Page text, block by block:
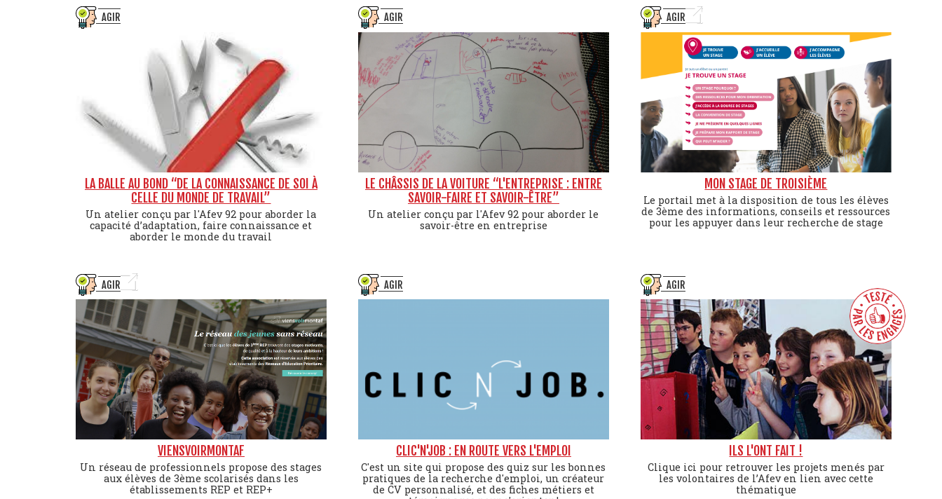
AGIR
LA BALLE AU BOND “DE LA CONNAISSANCE DE SOI À
CELLE DU MONDE DE TRAVAIL”
Un atelier conçu par l'Afev 92 pour aborder la
capacité d’adaptation, faire connaissance et
aborder le monde du travail
AGIR
LE CHÂSSIS DE LA VOITURE “L'ENTREPRISE : ENTRE
SAVOIR-FAIRE ET SAVOIR-ÊTRE”
Un atelier conçu par l'Afev 92 pour aborder le
savoir-être en entreprise
AGIR
MON STAGE DE TROISIÈME
Le portail met à la disposition de tous les élèves
de 3ème des informations, conseils et ressources
pour les appuyer dans leur recherche de stage
AGIR
VIENSVOIRMONTAF
Un réseau de professionnels propose des stages
aux élèves de 3ème scolarisés dans les
établissements REP et REP+
AGIR
CLIC'N'JOB : EN ROUTE VERS L'EMPLOI
C'est un site qui propose des quiz sur les bonnes
pratiques de la recherche d'emploi, un créateur
de CV personnalisé, et des fiches métiers et
AGIR
ILS L'ONT FAIT !
Clique ici pour retrouver les projets menés par
les volontaires de l’Afev en lien avec cette
thématique